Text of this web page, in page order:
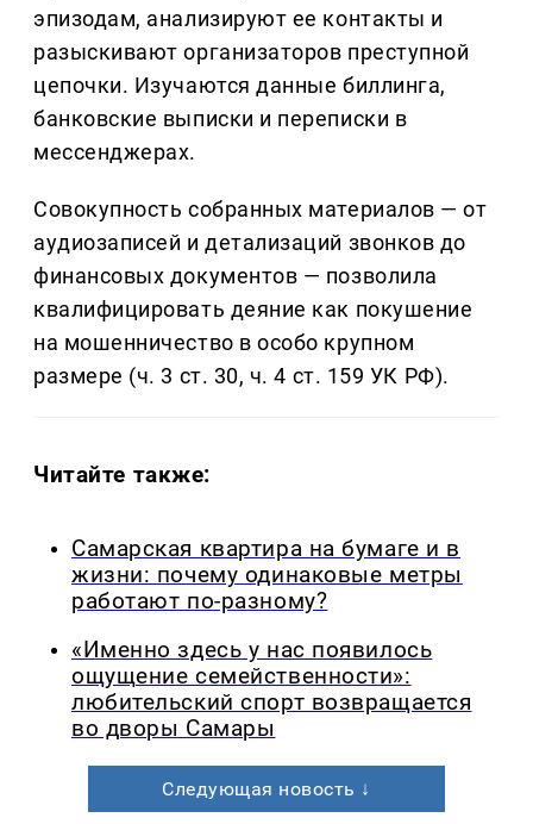
эпизодам, анализируют ее контакты и
разыскивают организаторов преступной
цепочки. Изучаются данные биллинга,
банковские выписки и переписки в
мессенджерах.
Совокупность собранных материалов — от
аудиозаписей и детализаций звонков до
финансовых документов — позволила
квалифицировать деяние как покушение
на мошенничество в особо крупном
размере (ч. 3 ст. 30, ч. 4 ст. 159 УК РФ).
Читайте также:
Самарская квартира на бумаге и в
жизни: почему одинаковые метры
работают по-разному?
«Именно здесь у нас появилось
ощущение семейственности»:
любительский спорт возвращается
во дворы Самары
Следующая новость ↓